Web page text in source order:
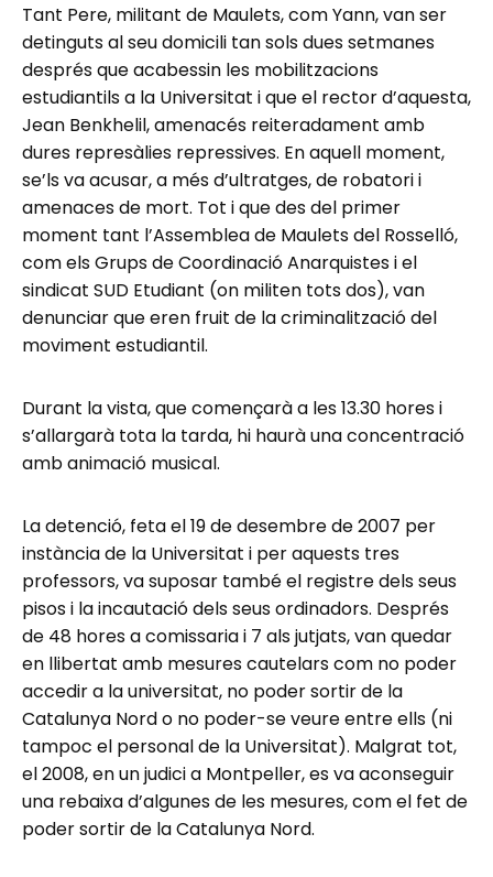
Tant Pere, militant de Maulets, com Yann, van ser
detinguts al seu domicili tan sols dues setmanes
després que acabessin les mobilitzacions
estudiantils a la Universitat i que el rector d’aquesta,
Jean Benkhelil, amenacés reiteradament amb
dures represàlies repressives. En aquell moment,
se’ls va acusar, a més d’ultratges, de robatori i
amenaces de mort. Tot i que des del primer
moment tant l’Assemblea de Maulets del Rosselló,
com els Grups de Coordinació Anarquistes i el
sindicat SUD Etudiant (on militen tots dos), van
denunciar que eren fruit de la criminalització del
moviment estudiantil.
Durant la vista, que començarà a les 13.30 hores i
s’allargarà tota la tarda, hi haurà una concentració
amb animació musical.
La detenció, feta el 19 de desembre de 2007 per
instància de la Universitat i per aquests tres
professors, va suposar també el registre dels seus
pisos i la incautació dels seus ordinadors. Després
de 48 hores a comissaria i 7 als jutjats, van quedar
en llibertat amb mesures cautelars com no poder
accedir a la universitat, no poder sortir de la
Catalunya Nord o no poder-se veure entre ells (ni
tampoc el personal de la Universitat). Malgrat tot,
el 2008, en un judici a Montpeller, es va aconseguir
una rebaixa d’algunes de les mesures, com el fet de
poder sortir de la Catalunya Nord.